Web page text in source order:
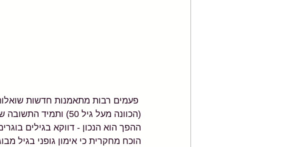
פעמים רבות מתאמנות חדשות
(הכוונה מעל גיל 50) ותמיד התשובה שלי היא - ברור שאף פעם לא מאוחר!!
ההפך הוא הנכון - דווקא בגילים
הוכח מחקרית כי אימון גופני בגיל